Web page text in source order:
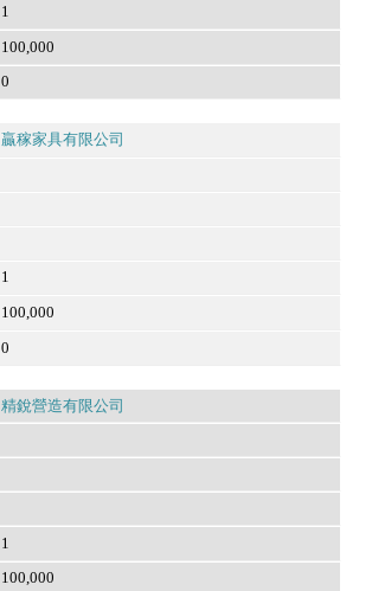
1
100,000
0
贏稼家具有限公司
1
100,000
0
精銳營造有限公司
1
100,000